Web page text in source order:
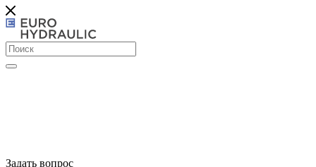
Задать вопрос